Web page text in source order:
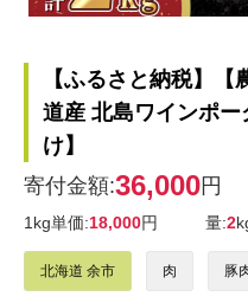
【ふるさと納税】
道産 北島ワインポ
け】
寄付金額:36,000円
1kg単価:18,000円 量:2
北海道 余市 肉 豚